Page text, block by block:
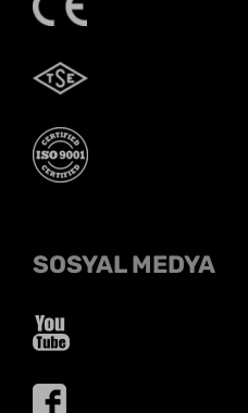
SOSYAL MEDYA